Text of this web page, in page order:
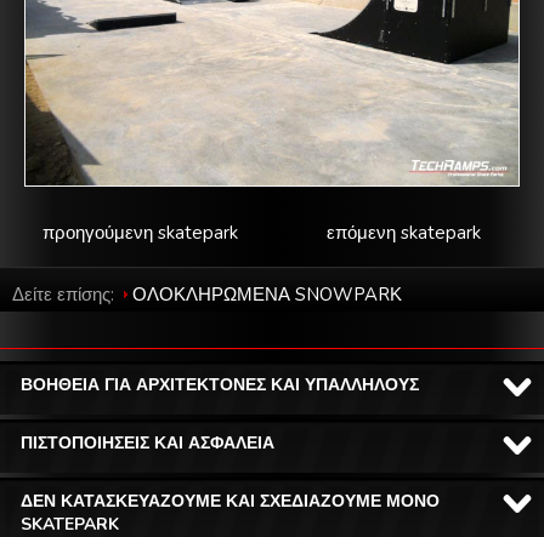
επόμενη skatepark
προηγούμενη skatepark
Δείτε επίσης: ΟΛΟΚΛΗΡΩΜΕΝΑ SNOWPARΚ
ΒΟΗΘΕΙΑ ΓΙΑ ΑΡΧΙΤΕΚΤΟΝΕΣ ΚΑΙ ΥΠΑΛΛΗΛΟΥΣ
ΠΙΣΤΟΠΟΙΗΣΕΙΣ ΚΑΙ ΑΣΦΑΛΕΙΑ
ΔΕΝ ΚΑΤΑΣΚΕΥΑΖΟΥΜΕ ΚΑΙ ΣΧΕΔΙΑΖΟΥΜΕ ΜΟΝΟ
SKATEPARK